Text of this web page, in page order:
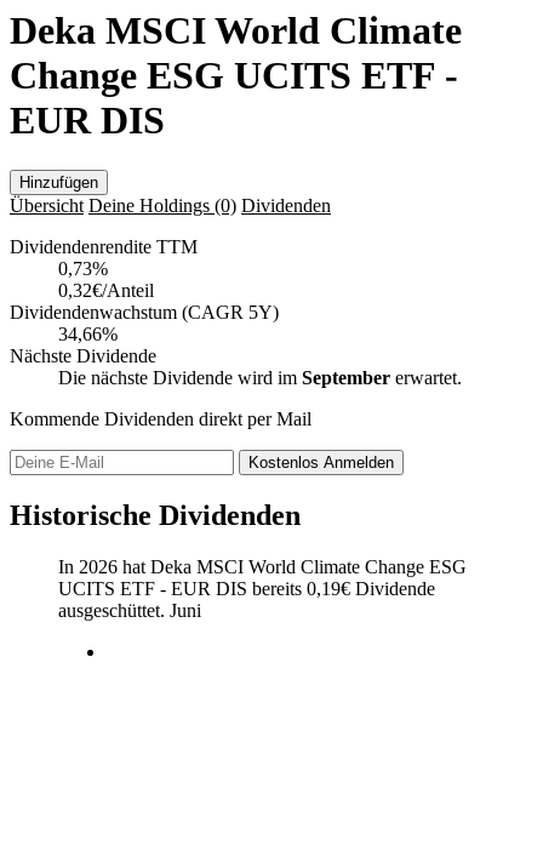
Deka MSCI World Climate
Change ESG UCITS ETF -
EUR DIS
Hinzufügen
Übersicht Deine Holdings (0) Dividenden
Dividendenrendite TTM
0,73%
0,32€/Anteil
Dividendenwachstum (CAGR 5Y)
34,66%
Nächste Dividende
Die nächste Dividende wird im September erwartet.
Kommende Dividenden direkt per Mail
Kostenlos Anmelden
Historische Dividenden
In 2026 hat Deka MSCI World Climate Change ESG
UCITS ETF - EUR DIS bereits 0,19€ Dividende
ausgeschüttet. Juni